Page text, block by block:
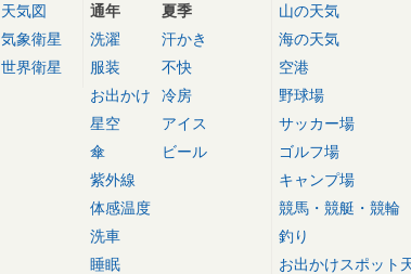
天気図
気象衛星
世界衛星
通年
洗濯
服装
お出かけ
星空
傘
紫外線
体感温度
洗車
睡眠
夏季
汗かき
不快
冷房
アイス
ビール
山の天気
海の天気
空港
野球場
サッカー場
ゴルフ場
キャンプ場
競馬・競艇・競輪
釣り
お出かけスポット